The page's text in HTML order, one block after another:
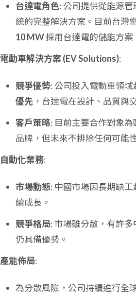
台達電角色: 公司提供從能源
統的完整解決方案。目前台灣
10 MW採用台達電的儲能方案
電動車解決方案 (EV Solutions):
競爭優勢: 公司投入電動車領
優先 ，台達電在設計、品質與
客戶策略: 目前主要合作對象
品牌，但未來不排除任何可能
自動化業務:
市場動態: 中國市場因長期缺
續成長。
競爭格局: 市場雖分散，有許
仍具備優勢。
產能佈局:
為分散風險，公司持續進行全